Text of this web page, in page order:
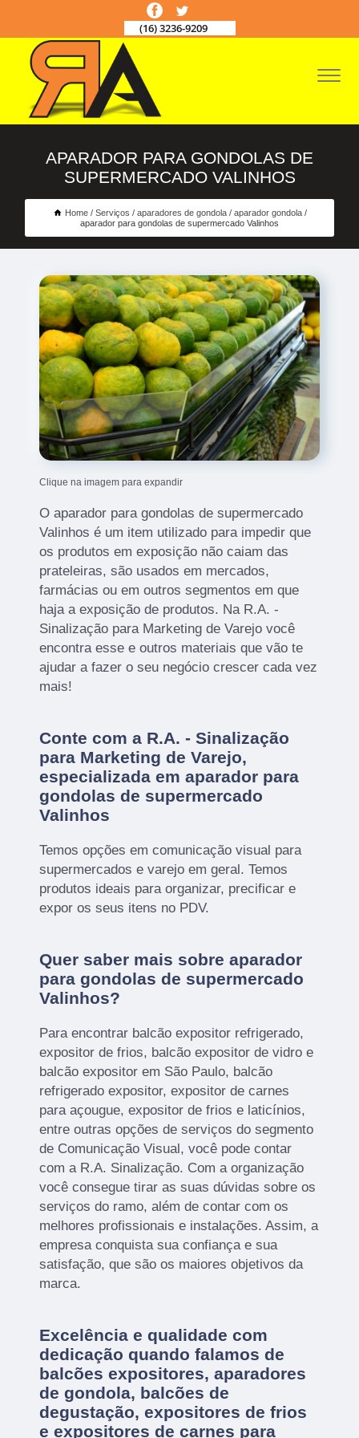
(16) 3236-9209
APARADOR PARA GONDOLAS DE
SUPERMERCADO VALINHOS
Home Serviços aparadores de gondola
aparador gondola
aparador para gondolas de supermercado Valinhos
Clique na imagem para expandir
O aparador para gondolas de supermercado
Valinhos é um item utilizado para impedir que
os produtos em exposição não caiam das
prateleiras, são usados em mercados,
farmácias ou em outros segmentos em que
haja a exposição de produtos. Na R.A. -
Sinalização para Marketing de Varejo você
encontra esse e outros materiais que vão te
ajudar a fazer o seu negócio crescer cada vez
mais!
Conte com a R.A. - Sinalização
para Marketing de Varejo,
especializada em aparador para
gondolas de supermercado
Valinhos
Temos opções em comunicação visual para
supermercados e varejo em geral. Temos
produtos ideais para organizar, precificar e
expor os seus itens no PDV.
Quer saber mais sobre aparador
para gondolas de supermercado
Valinhos?
Para encontrar balcão expositor refrigerado,
expositor de frios, balcão expositor de vidro e
balcão expositor em São Paulo, balcão
refrigerado expositor, expositor de carnes
para açougue, expositor de frios e laticínios,
entre outras opções de serviços do segmento
de Comunicação Visual, você pode contar
com a R.A. Sinalização. Com a organização
você consegue tirar as suas dúvidas sobre os
serviços do ramo, além de contar com os
melhores profissionais e instalações. Assim, a
empresa conquista sua confiança e sua
satisfação, que são os maiores objetivos da
marca.
Excelência e qualidade com
dedicação quando falamos de
balcões expositores, aparadores
de gondola, balcões de
degustação, expositores de frios
e expositores de carnes para